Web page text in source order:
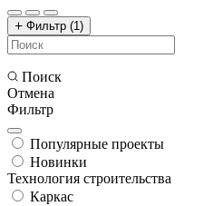
Фильтр (1)
Поиск
Отмена
Фильтр
Популярные проекты
Новинки
Технология строительства
Каркас